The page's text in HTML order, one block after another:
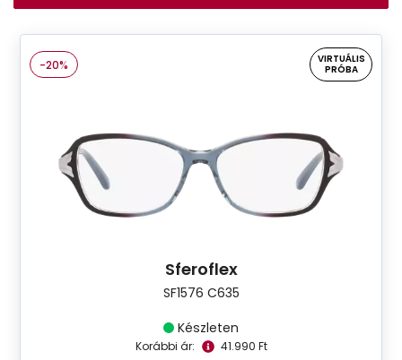
-20%
VIRTUÁLIS
PRÓBA
Sferoflex
SF1576 C635
Készleten
Korábbi ár: 41.990 Ft